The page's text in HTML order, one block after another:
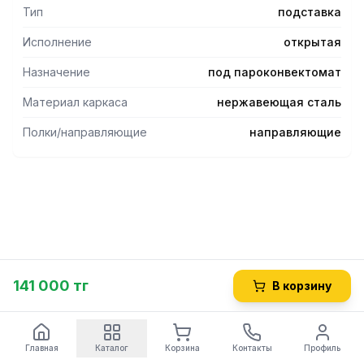
Тип подставка
Исполнение открытая
Назначение под пароконвектомат
Материал каркаса нержавеющая сталь
Полки/направляющие направляющие
141 000 тг В корзину
Главная Каталог Корзина Контакты Профиль